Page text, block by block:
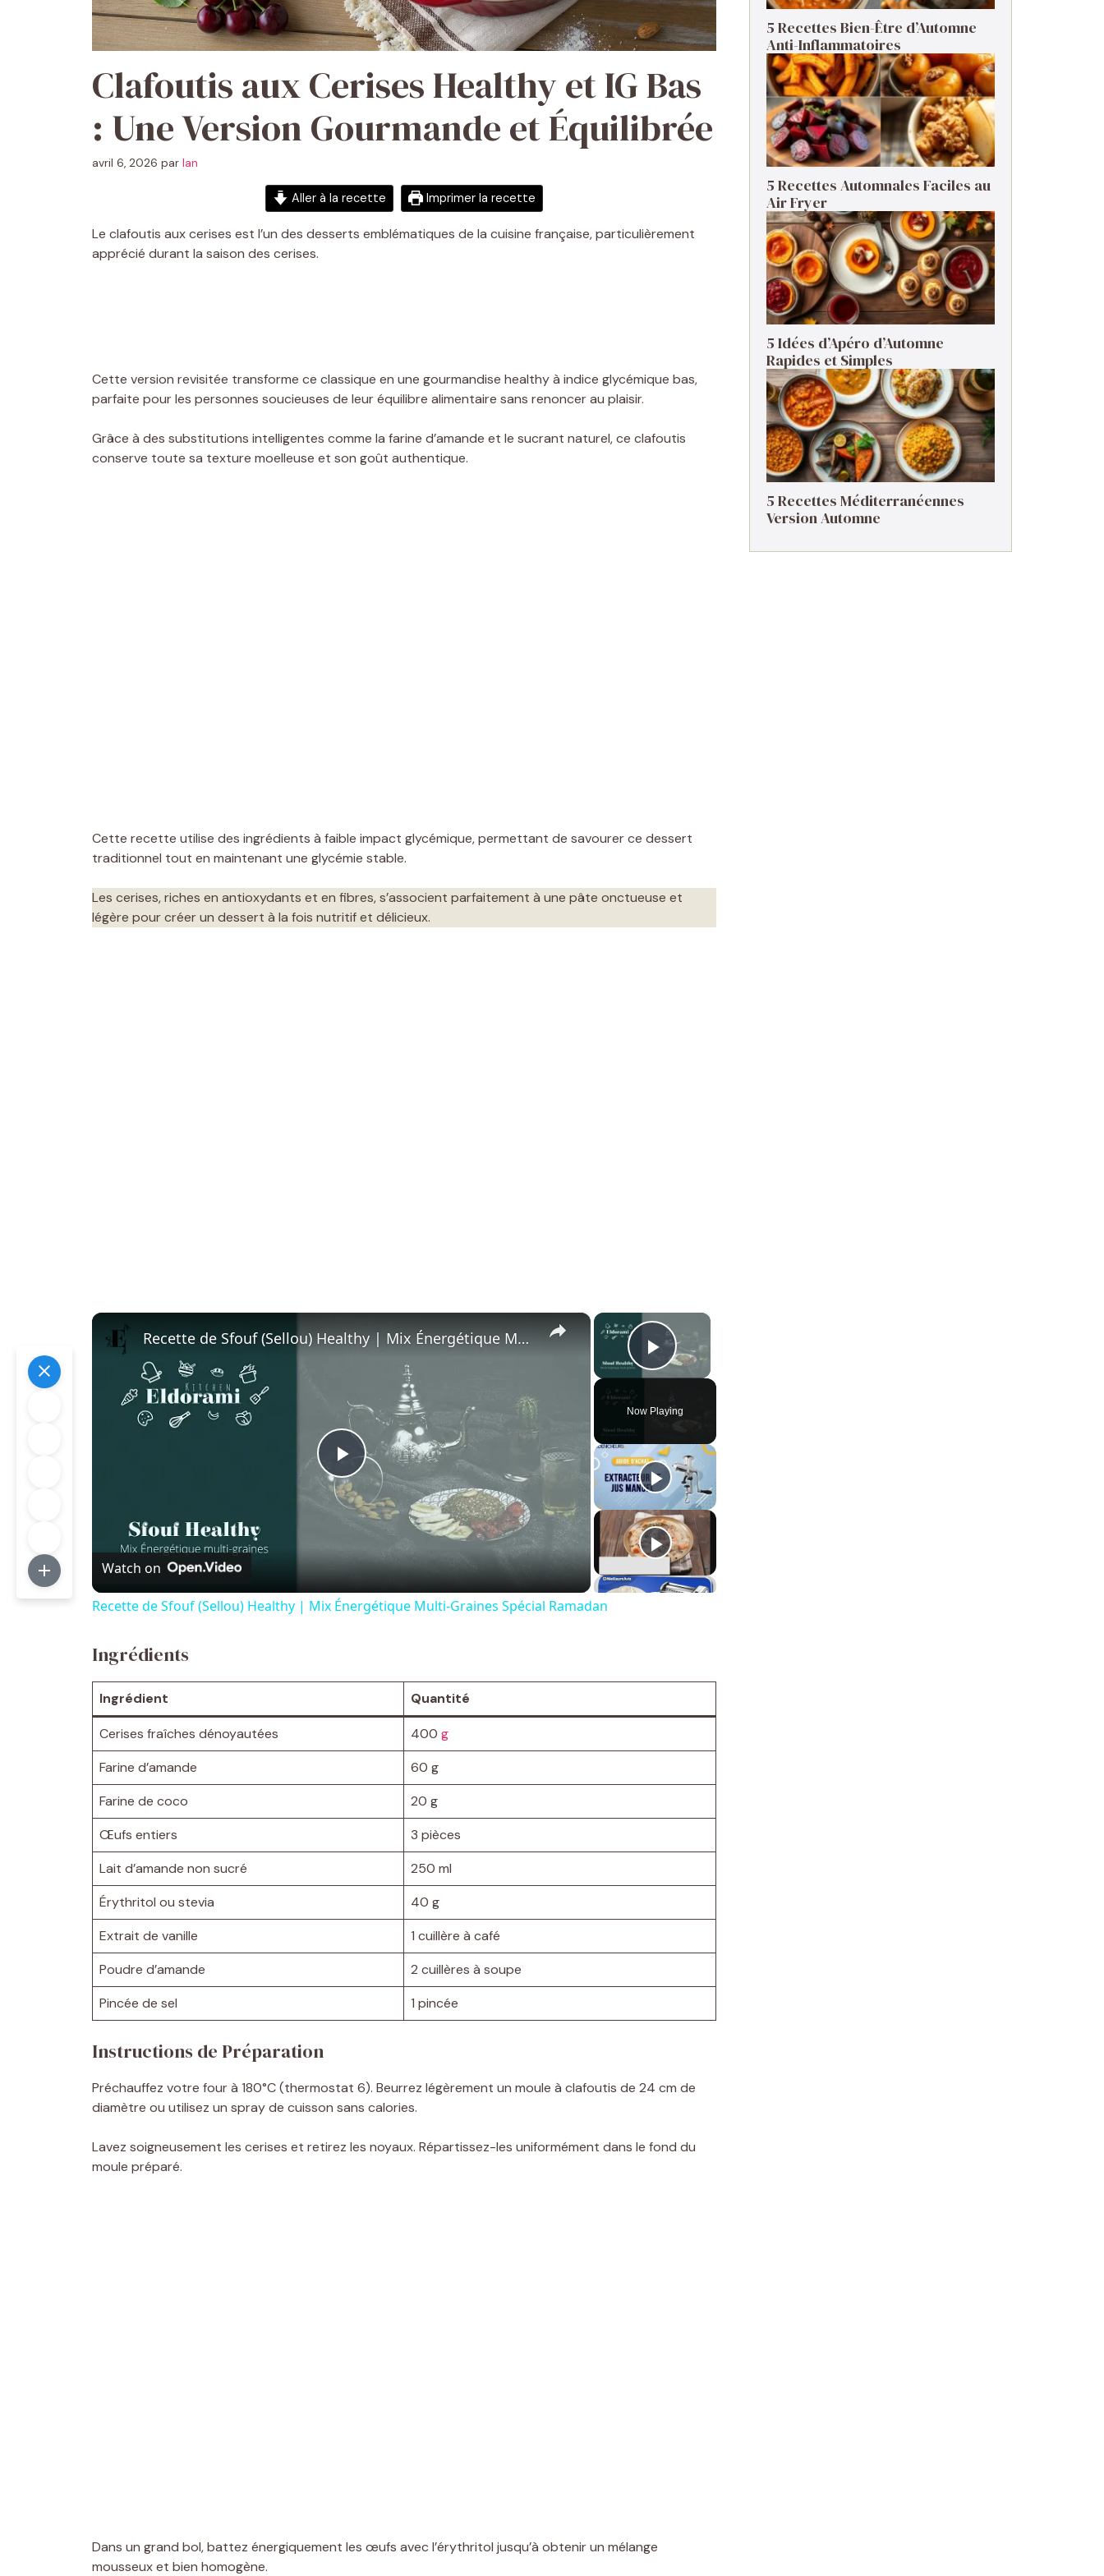
Clafoutis aux Cerises Healthy et IG Bas
: Une Version Gourmande et Équilibrée
avril 6, 2026 par Ian
Aller à la recette Imprimer la recette
Le clafoutis aux cerises est l’un des desserts emblématiques de la cuisine française, particulièrement
apprécié durant la saison des cerises.
Cette version revisitée transforme ce classique en une gourmandise healthy à indice glycémique bas,
parfaite pour les personnes soucieuses de leur équilibre alimentaire sans renoncer au plaisir.
Grâce à des substitutions intelligentes comme la farine d’amande et le sucrant naturel, ce clafoutis
conserve toute sa texture moelleuse et son goût authentique.
Cette recette utilise des ingrédients à faible impact glycémique, permettant de savourer ce dessert
traditionnel tout en maintenant une glycémie stable.
Les cerises, riches en antioxydants et en fibres, s’associent parfaitement à une pâte onctueuse et
légère pour créer un dessert à la fois nutritif et délicieux.
×
Play Video
Now Playing
×
P
l
a
V
i
e
Recette de Sfouf (Sellou) Healthy | Mix Énergétique Multi-Graines Spécial Ramadan
Watch on
Recette de Sfouf (Sellou) Healthy | Mix Énergétique Multi-Graines Spécial Ramadan
Ingrédients
Ingrédient Quantité
Cerises fraîches dénoyautées 400 g
Farine d’amande
60 g
Farine de coco
20 g
Œufs entiers
3 pièces
Lait d’amande non sucré
250 ml
Érythritol ou stevia
40 g
Extrait de vanille
1 cuillère à café
Poudre d’amande
2 cuillères à soupe
Pincée de sel
1 pincée
Instructions de Préparation
Préchauffez votre four à 180°C (thermostat 6). Beurrez légèrement un moule à clafoutis de 24 cm de
diamètre ou utilisez un spray de cuisson sans calories.
Lavez soigneusement les cerises et retirez les noyaux. Répartissez-les uniformément dans le fond du
moule préparé.
Dans un grand bol, battez énergiquement les œufs avec l’érythritol jusqu’à obtenir un mélange
mousseux et bien homogène.
5 Recettes Bien-Être d’Automne
Anti-Inflammatoires
5 Recettes Automnales Faciles au
Air Fryer
5 Idées d’Apéro d’Automne
Rapides et Simples
5 Recettes Méditerranéennes
Version Automne